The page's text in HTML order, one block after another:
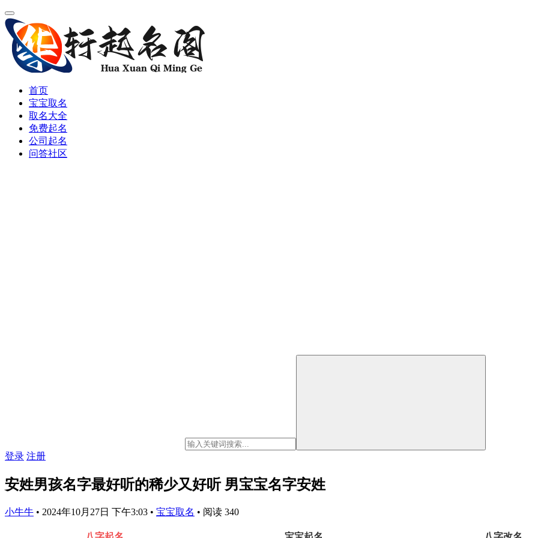
首页
宝宝取名
取名大全
免费起名
公司起名
问答社区
登录 注册
安姓男孩名字最好听的稀少又好听 男宝宝名字安姓
小牛牛 • 2024年10月27日 下午3:03 • 宝宝取名 • 阅读 340